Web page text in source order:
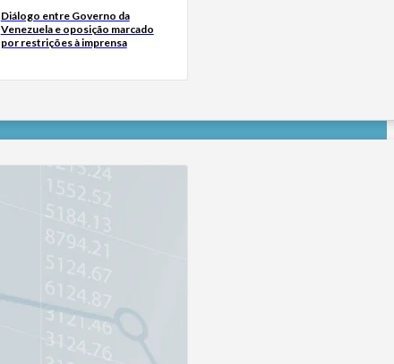
Diálogo entre Governo da
Venezuela e oposição marcado
por restrições à imprensa